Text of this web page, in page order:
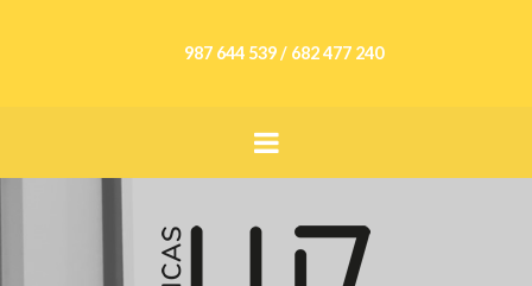
987 644 539 / 682 477 240